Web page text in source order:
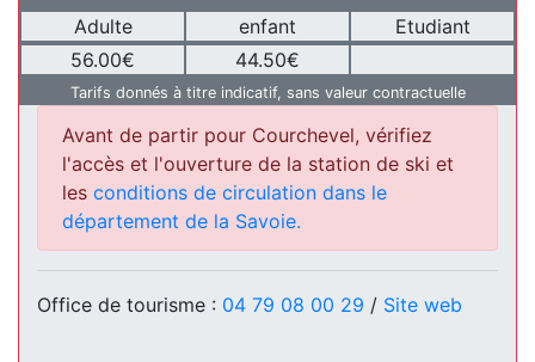
Adulte enfant
Etudiant
56.00€
44.50€
Tarifs donnés à titre indicatif, sans valeur contractuelle
Avant de partir pour Courchevel, vérifiez
l'accès et l'ouverture de la station de ski et
les conditions de circulation dans le
département de la Savoie.
Office de tourisme : 04 79 08 00 29 / Site web